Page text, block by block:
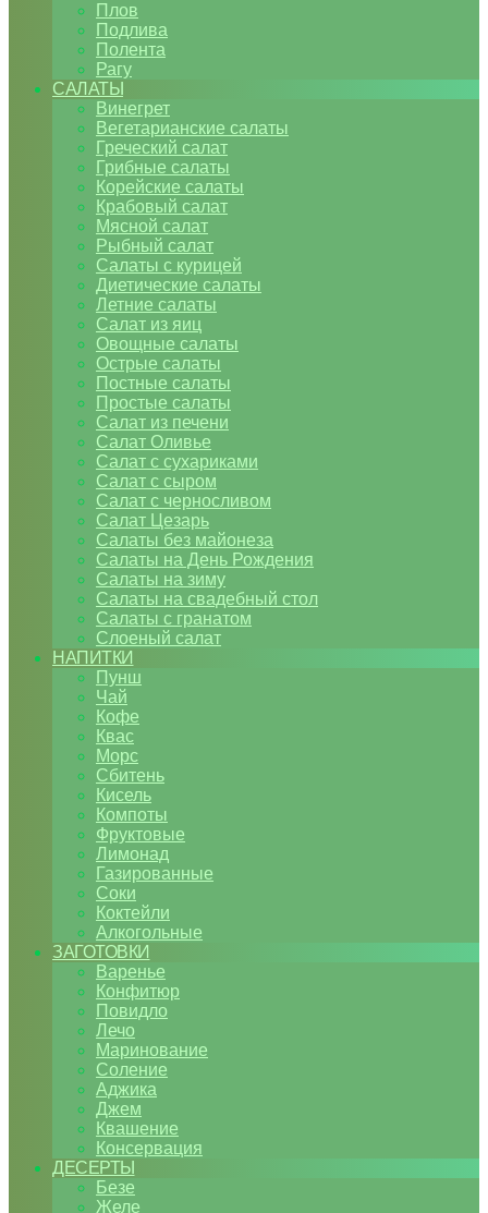
Плов
Подлива
Полента
Рагу
САЛАТЫ
Винегрет
Вегетарианские салаты
Греческий салат
Грибные салаты
Корейские салаты
Крабовый салат
Мясной салат
Рыбный салат
Салаты с курицей
Диетические салаты
Летние салаты
Салат из яиц
Овощные салаты
Острые салаты
Постные салаты
Простые салаты
Салат из печени
Салат Оливье
Салат с сухариками
Салат с сыром
Салат с черносливом
Салат Цезарь
Салаты без майонеза
Салаты на День Рождения
Салаты на зиму
Салаты на свадебный стол
Салаты с гранатом
Слоеный салат
НАПИТКИ
Пунш
Чай
Кофе
Квас
Морс
Сбитень
Кисель
Компоты
Фруктовые
Лимонад
Газированные
Соки
Коктейли
Алкогольные
ЗАГОТОВКИ
Варенье
Конфитюр
Повидло
Лечо
Маринование
Соление
Аджика
Джем
Квашение
Консервация
ДЕСЕРТЫ
Безе
Желе